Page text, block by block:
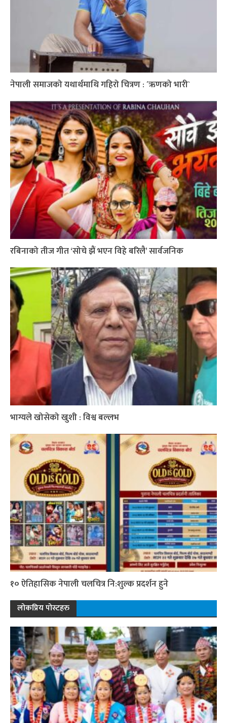
नेपाली समाजको यथार्थमाथि गहिरो चित्रण : ´ऋणको भारी`
रबिनाको तीज गीत ‘सोचे झैं भएन विहे बरिलै’ सार्वजनिक
भाग्यले खोसेको खुशी : विश्व बल्लभ
१० ऐतिहासिक नेपाली चलचित्र नि:शुल्क प्रदर्शन हुने
लोकप्रिय पोस्टहरु